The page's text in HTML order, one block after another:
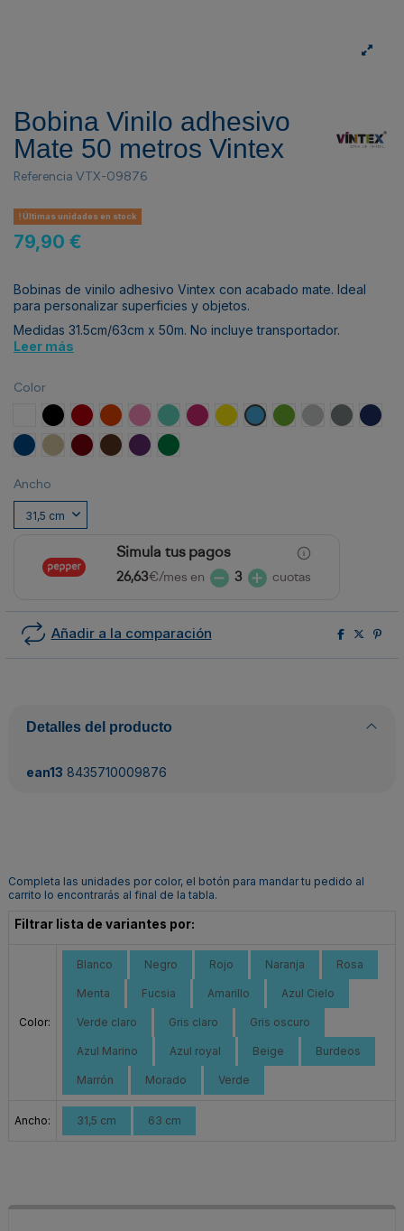
Bobina Vinilo adhesivo
Mate 50 metros Vintex
Referencia VTX-09876
Últimas unidades en stock
79,90 €
Bobinas de vinilo adhesivo Vintex con acabado mate. Ideal
para personalizar superficies y objetos.
Medidas 31.5cm/63cm x 50m. No incluye transportador.
Leer más
Color
Blanco Negro Rojo NaranjaRosa Menta Fucsia AmarilloAzul CieloVerde claroGris claroGris oscuro
Azul
Azul royal
Beige BurdeosMarrón MoradoVerde
Ancho
Simula tus pagos
26,63€/mes en 3 cuotas
Añadir a la comparación
Detalles del producto
ean13 8435710009876
Completa las unidades por color, el botón para mandar tu pedido al
carrito lo encontrarás al final de la tabla.
Filtrar lista de variantes por:
Color:
Blanco Negro Rojo Naranja Rosa
Menta Fucsia Amarillo Azul Cielo
Verde claro Gris claro Gris oscuro
Azul Marino Azul royal Beige Burdeos
Marrón Morado Verde
Ancho: 31,5 cm 63 cm